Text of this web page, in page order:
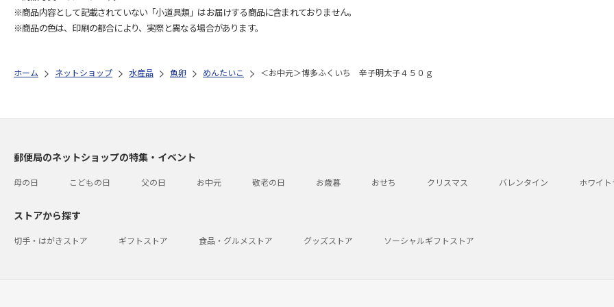
※商品内容として記載されていない「小道具類」はお届けする商品に含まれておりません。
※商品の色は、印刷の都合により、実際と異なる場合があります。
ホーム ネットショップ 水産品 魚卵 めんたいこ ＜お中元＞博多ふくいち 辛子明太子４５０ｇ
郵便局のネットショップの特集・イベント
母の日 こどもの日 父の日 お中元 敬老の日 お歳暮 おせち クリスマス バレンタイン ホワイ
ストアから探す
切手・はがきストア ギフトストア 食品・グルメストア グッズストア ソーシャルギフトストア